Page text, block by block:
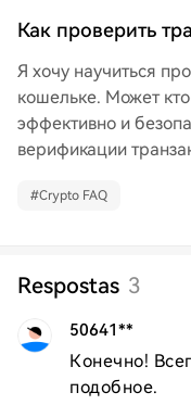
Как проверить
Я хочу научиться
кошельке. Может
эффективно и
верификации
#Crypto FAQ
Respostas 3
50641**
Конечно!
подобное.